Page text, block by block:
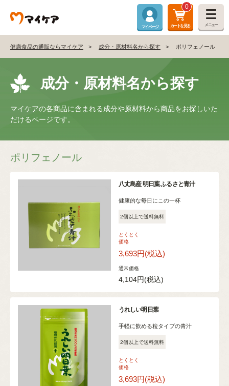
マイページ
0
カートを見る メニュー
健康食品の通販ならマイケア 成分・原材料名から探す ポリフェノール
成分・原材料名から探す
マイケアの各商品に含まれる成分や原材料から商品をお探しいた
だけるページです。
ポリフェノール
八丈島産 明日葉 ふるさと青汁
健康的な毎日にこの一杯
2個以上で送料無料
とくとく
価格
3,693円(税込)
通常価格
4,104円(税込)
うれしい明日葉
手軽に飲める粒タイプの青汁
2個以上で送料無料
とくとく
価格
3,693円(税込)